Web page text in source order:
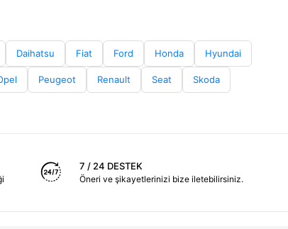
kolayca inceleyebilir ve sipariş verebilirsiniz.
Daihatsu Fiat Ford Honda Hyundai
Peugeot Renault Seat Skoda
7 / 24 DESTEK
Öneri ve şikayetlerinizi bize iletebilirsiniz.